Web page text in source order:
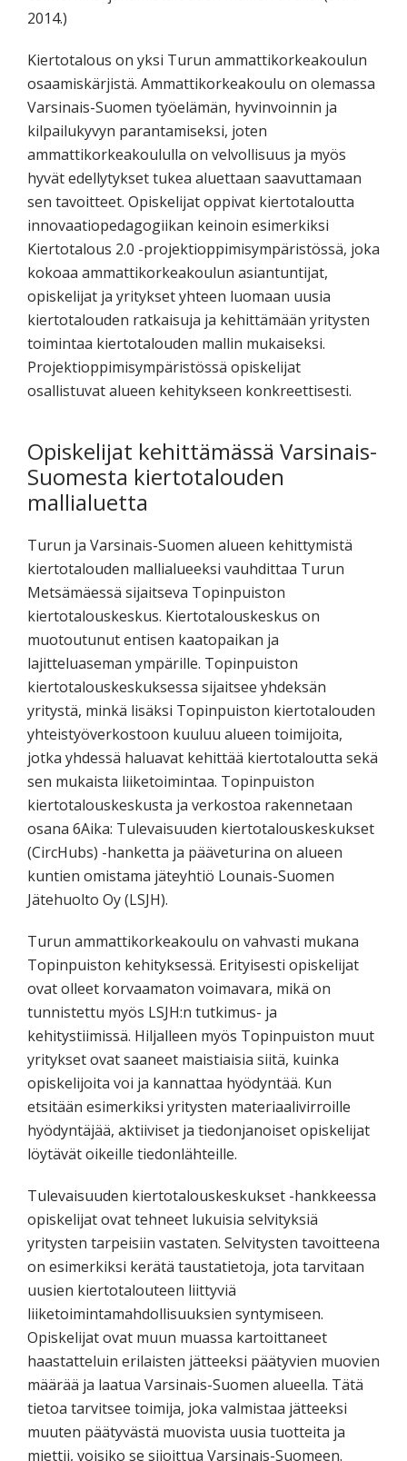
2014.)
Kiertotalous on yksi Turun ammattikorkeakoulun
osaamiskärjistä. Ammattikorkeakoulu on olemassa
Varsinais-Suomen työelämän, hyvinvoinnin ja
kilpailukyvyn parantamiseksi, joten
ammattikorkeakoululla on velvollisuus ja myös
hyvät edellytykset tukea aluettaan saavuttamaan
sen tavoitteet. Opiskelijat oppivat kiertotaloutta
innovaatiopedagogiikan keinoin esimerkiksi
Kiertotalous 2.0 -projektioppimisympäristössä, joka
kokoaa ammattikorkeakoulun asiantuntijat,
opiskelijat ja yritykset yhteen luomaan uusia
kiertotalouden ratkaisuja ja kehittämään yritysten
toimintaa kiertotalouden mallin mukaiseksi.
Projektioppimisympäristössä opiskelijat
osallistuvat alueen kehitykseen konkreettisesti.
Opiskelijat kehittämässä Varsinais-
Suomesta kiertotalouden
mallialuetta
Turun ja Varsinais-Suomen alueen kehittymistä
kiertotalouden mallialueeksi vauhdittaa Turun
Metsämäessä sijaitseva Topinpuiston
kiertotalouskeskus. Kiertotalouskeskus on
muotoutunut entisen kaatopaikan ja
lajitteluaseman ympärille. Topinpuiston
kiertotalouskeskuksessa sijaitsee yhdeksän
yritystä, minkä lisäksi Topinpuiston kiertotalouden
yhteistyöverkostoon kuuluu alueen toimijoita,
jotka yhdessä haluavat kehittää kiertotaloutta sekä
sen mukaista liiketoimintaa. Topinpuiston
kiertotalouskeskusta ja verkostoa rakennetaan
osana 6Aika: Tulevaisuuden kiertotalouskeskukset
(CircHubs) -hanketta ja pääveturina on alueen
kuntien omistama jäteyhtiö Lounais-Suomen
Jätehuolto Oy (LSJH).
Turun ammattikorkeakoulu on vahvasti mukana
Topinpuiston kehityksessä. Erityisesti opiskelijat
ovat olleet korvaamaton voimavara, mikä on
tunnistettu myös LSJH:n tutkimus- ja
kehitystiimissä. Hiljalleen myös Topinpuiston muut
yritykset ovat saaneet maistiaisia siitä, kuinka
opiskelijoita voi ja kannattaa hyödyntää. Kun
etsitään esimerkiksi yritysten materiaalivirroille
hyödyntäjää, aktiiviset ja tiedonjanoiset opiskelijat
löytävät oikeille tiedonlähteille.
Tulevaisuuden kiertotalouskeskukset -hankkeessa
opiskelijat ovat tehneet lukuisia selvityksiä
yritysten tarpeisiin vastaten. Selvitysten tavoitteena
on esimerkiksi kerätä taustatietoja, jota tarvitaan
uusien kiertotalouteen liittyviä
liiketoimintamahdollisuuksien syntymiseen.
Opiskelijat ovat muun muassa kartoittaneet
haastatteluin erilaisten jätteeksi päätyvien muovien
määrää ja laatua Varsinais-Suomen alueella. Tätä
tietoa tarvitsee toimija, joka valmistaa jätteeksi
muuten päätyvästä muovista uusia tuotteita ja
miettii, voisiko se sijoittua Varsinais-Suomeen.